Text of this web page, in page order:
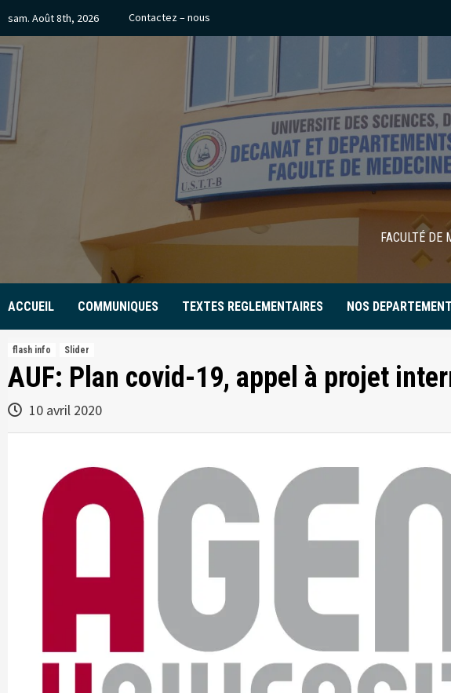
content
sam. Août 8th, 2026 Contactez – nous
FACULTÉ DE
ACCUEIL COMMUNIQUES TEXTES REGLEMENTAIRES NOS
flash info Slider
AUF: Plan covid-19, appel à projet
10 avril 2020